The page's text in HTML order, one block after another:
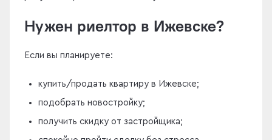
Нужен риелтор в Ижевске?
Если вы планируете:
купить/продать квартиру в Ижевске;
подобрать новостройку;
получить скидку от застройщика;